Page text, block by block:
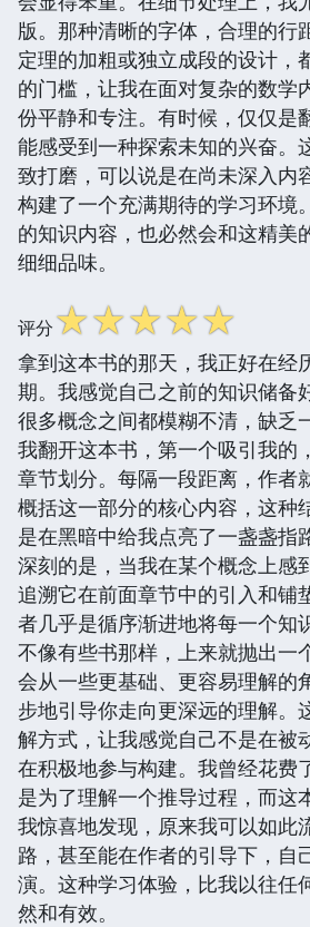
版。那种清晰的字体，合理的行
定理的加粗或独立成段的设计，
的门槛，让我在面对复杂的数学
份平静和专注。有时候，仅仅是
能感受到一种探索未知的兴奋。
致打磨，可以说是在尚未深入内
构建了一个充满期待的学习环境
的知识内容，也必然会和这精美
细细品味。
评分☆☆☆☆☆
拿到这本书的那天，我正好在经
期。我感觉自己之前的知识储备
很多概念之间都模糊不清，缺乏
我翻开这本书，第一个吸引我的
章节划分。每隔一段距离，作者
概括这一部分的核心内容，这种
是在黑暗中给我点亮了一盏盏指
深刻的是，当我在某个概念上感
追溯它在前面章节中的引入和铺
者几乎是循序渐进地将每一个知
不像有些书那样，上来就抛出一
会从一些更基础、更容易理解的
步地引导你走向更深远的理解。
解方式，让我感觉自己不是在被
在积极地参与构建。我曾经花费
是为了理解一个推导过程，而这
我惊喜地发现，原来我可以如此
路，甚至能在作者的引导下，自
演。这种学习体验，比我以往任
然和有效。